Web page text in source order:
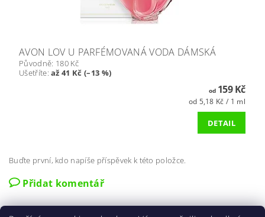
AVON LOV U PARFÉMOVANÁ VODA DÁMSKÁ
Původně: 180 Kč
Ušetříte:až 41 Kč (–13 %)
od159 Kč
od 5,18 Kč / 1 ml
DETAIL
Buďte první, kdo napíše příspěvek k této položce.
Přidat komentář